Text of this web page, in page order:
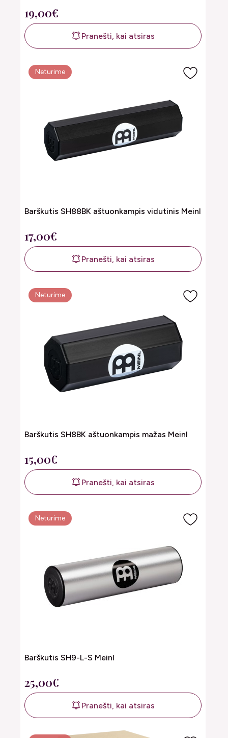
19,00€
Pranešti, kai atsiras
Neturime
Barškutis SH88BK aštuonkampis vidutinis Meinl
17,00€
Pranešti, kai atsiras
Neturime
Barškutis SH8BK aštuonkampis mažas Meinl
15,00€
Pranešti, kai atsiras
Neturime
Barškutis SH9-L-S Meinl
25,00€
Pranešti, kai atsiras